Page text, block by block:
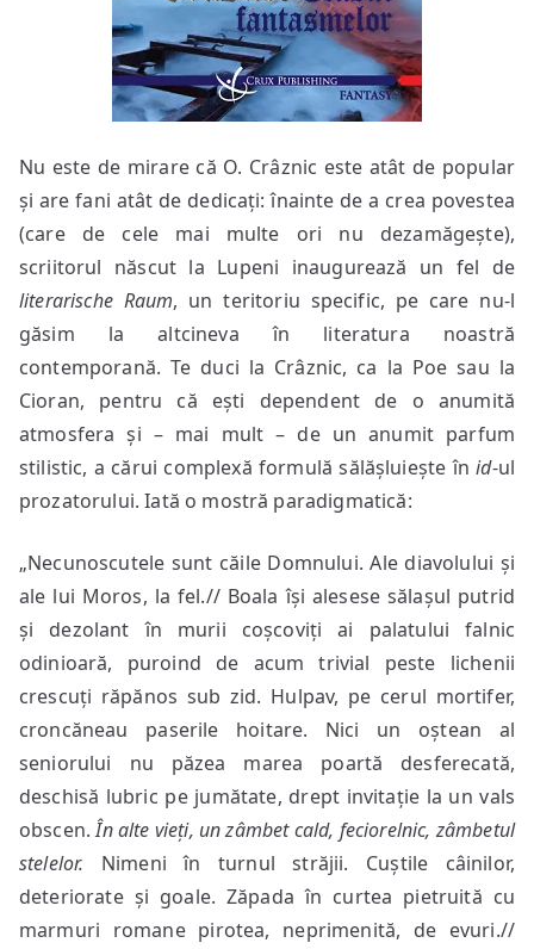
Nu este de mirare că O. Crâznic este atât de popular
și are fani atât de dedicați: înainte de a crea povestea
(care de cele mai multe ori nu dezamăgește),
scriitorul născut la Lupeni inaugurează un fel de
literarische Raum, un teritoriu specific, pe care nu-l
găsim la altcineva în literatura noastră
contemporană. Te duci la Crâznic, ca la Poe sau la
Cioran, pentru că ești dependent de o anumită
atmosfera și – mai mult – de un anumit parfum
stilistic, a cărui complexă formulă sălășluiește înid-ul
prozatorului. Iată o mostră paradigmatică:
„Necunoscutele sunt căile Domnului. Ale diavolului și
ale lui Moros, la fel.// Boala își alesese sălașul putrid
și dezolant în murii coșcoviți ai palatului falnic
odinioară, puroind de acum trivial peste lichenii
crescuți răpănos sub zid. Hulpav, pe cerul mortifer,
croncăneau paserile hoitare. Nici un oștean al
seniorului nu păzea marea poartă desferecată,
deschisă lubric pe jumătate, drept invitație la un vals
obscen.În alte vieți, un zâmbet cald, feciorelnic, zâmbetul
stelelor. Nimeni în turnul străjii. Cuștile câinilor,
deteriorate și goale. Zăpada în curtea pietruită cu
marmuri romane pirotea, neprimenită, de evuri.//